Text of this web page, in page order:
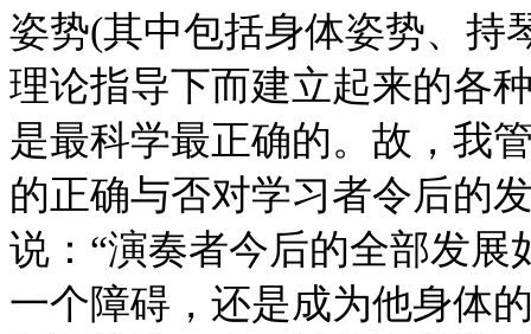
姿势(其中包括身体姿势、持
理论指导下而建立起来的各
是最科学最正确的。故，我
的正确与否对学习者令后的
说：“演奏者今后的全部发
一个障碍，还是成为他身体